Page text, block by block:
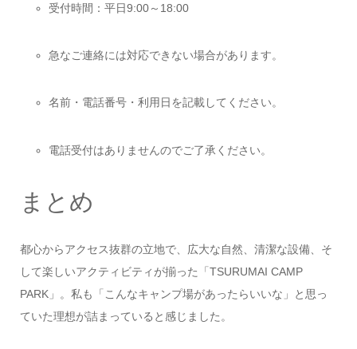
受付時間：平日9:00～18:00
急なご連絡には対応できない場合があります。
名前・電話番号・利用日を記載してください。
電話受付はありませんのでご了承ください。
まとめ
都心からアクセス抜群の立地で、広大な自然、清潔な設備、そ
して楽しいアクティビティが揃った「TSURUMAI CAMP
PARK」。私も「こんなキャンプ場があったらいいな」と思っ
ていた理想が詰まっていると感じました。